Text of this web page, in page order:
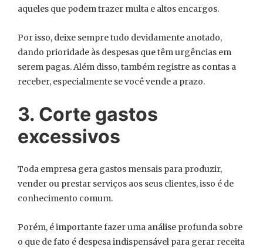
aqueles que podem trazer multa e altos encargos.
Por isso, deixe sempre tudo devidamente anotado,
dando prioridade às despesas que têm urgências em
serem pagas. Além disso, também registre as contas a
receber, especialmente se você vende a prazo.
3. Corte gastos
excessivos
Toda empresa gera gastos mensais para produzir,
vender ou prestar serviços aos seus clientes, isso é de
conhecimento comum.
Porém, é importante fazer uma análise profunda sobre
o que de fato é despesa indispensável para gerar receita